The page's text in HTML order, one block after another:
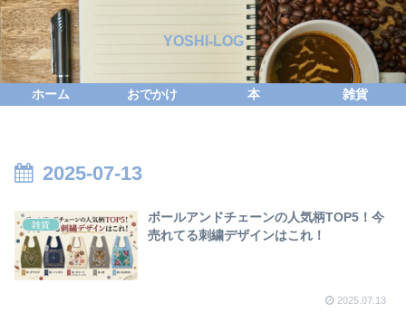
YOSHI-LOG
ホーム おでかけ 本 雑貨
2025-07-13
雑貨
ボールアンドチェーンの人気柄TOP5！今
売れてる刺繍デザインはこれ！
2025.07.13